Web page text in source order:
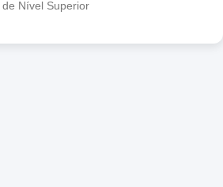
de Nível Superior